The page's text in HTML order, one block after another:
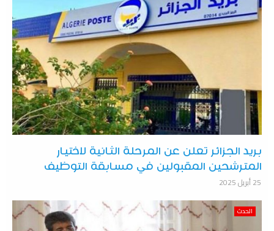
بريد الجزائر تعلن عن المرحلة الثانية لاختيار
المترشحين المقبولين في مسابقة التوظيف
25 أبريل 2025
الحدث